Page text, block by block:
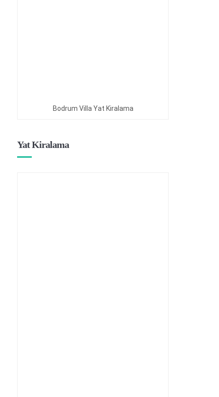
Bodrum Villa Yat Kiralama
Yat Kiralama